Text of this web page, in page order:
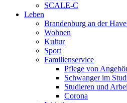
SCALE-C
Leben
Brandenburg an der
Wohnen
Kultur
Sport
Familienservice
Pflege von
Schwanger im
Studieren und
Corona